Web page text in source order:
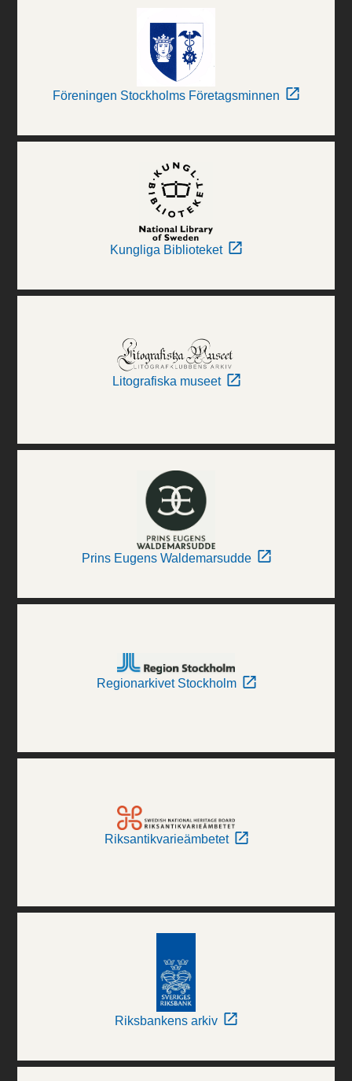
Föreningen Stockholms Företagsminnen
Kungliga Biblioteket
Litografiska museet
Prins Eugens Waldemarsudde
Regionarkivet Stockholm
Riksantikvarieämbetet
Riksbankens arkiv